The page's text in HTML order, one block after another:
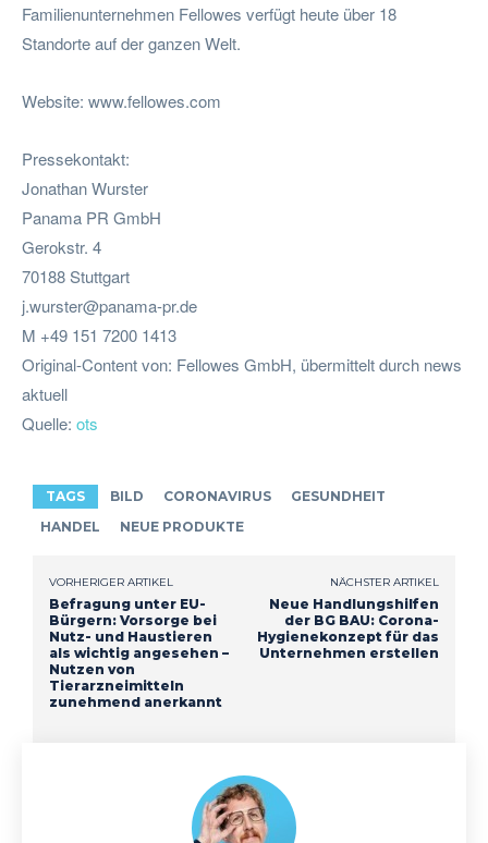
Familienunternehmen Fellowes verfügt heute über 18
Standorte auf der ganzen Welt.
Website: www.fellowes.com
Pressekontakt:
Jonathan Wurster
Panama PR GmbH
Gerokstr. 4
70188 Stuttgart
j.wurster@panama-pr.de
M +49 151 7200 1413
Original-Content von: Fellowes GmbH, übermittelt durch news
aktuell
Quelle: ots
TAGS BILD CORONAVIRUS
GESUNDHEIT
HANDEL
NEUE PRODUKTE
VORHERIGER ARTIKEL
Befragung unter EU-
Bürgern: Vorsorge bei
Nutz- und Haustieren
als wichtig angesehen –
Nutzen von
Tierarzneimitteln
zunehmend anerkannt
NÄCHSTER ARTIKEL
Neue Handlungshilfen
der BG BAU: Corona-
Hygienekonzept für das
Unternehmen erstellen